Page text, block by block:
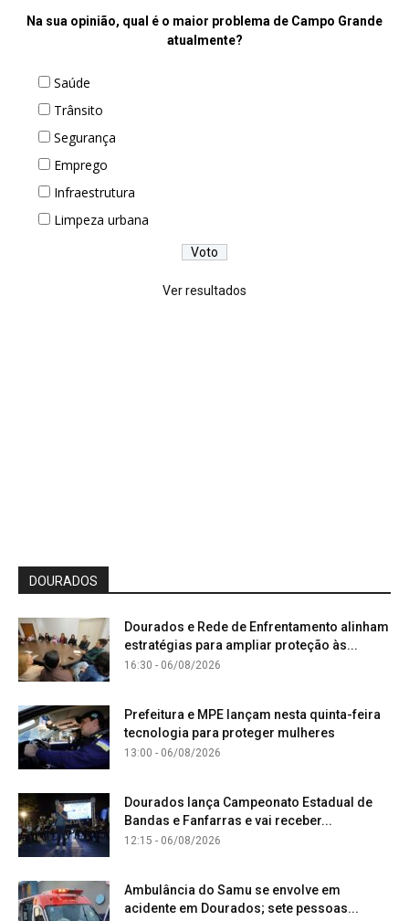
Na sua opinião, qual é o maior problema de Campo Grande
atualmente?
Saúde
Trânsito
Segurança
Emprego
Infraestrutura
Limpeza urbana
Ver resultados
DOURADOS
Dourados e Rede de Enfrentamento alinham
estratégias para ampliar proteção às...
16:30 - 06/08/2026
Prefeitura e MPE lançam nesta quinta-feira
tecnologia para proteger mulheres
13:00 - 06/08/2026
Dourados lança Campeonato Estadual de
Bandas e Fanfarras e vai receber...
12:15 - 06/08/2026
Ambulância do Samu se envolve em
acidente em Dourados; sete pessoas...